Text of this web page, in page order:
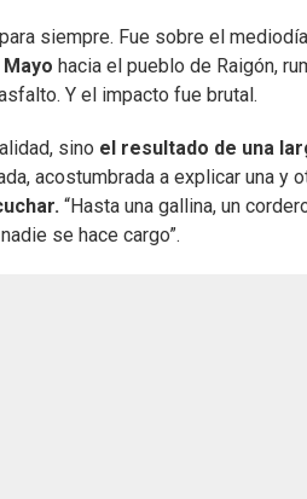
siempre. Fue sobre el
hacia el pueblo de Raigón,
Y el impacto fue brutal.
sino el resultado de una
acostumbrada a explicar una y
“Hasta una gallina, un
se hace cargo”.